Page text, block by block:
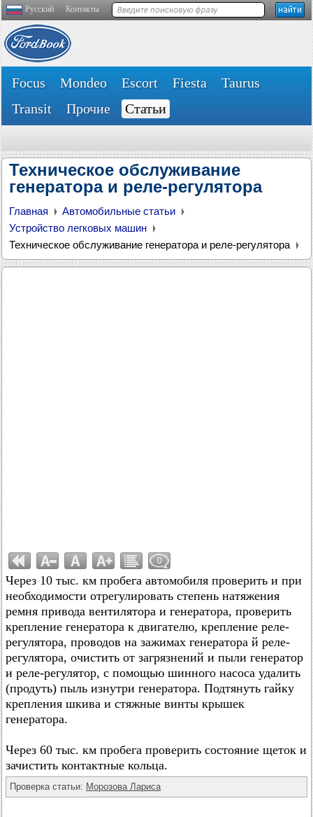
Русский Контакты
Focus Mondeo Escort Fiesta
Taurus
Transit
Прочие Статьи
Техническое обслуживание
генератора и реле-регулятора
Главная
Автомобильные статьи
Устройство легковых машин
Техническое обслуживание генератора и реле-регулятора
0
Через 10 тыс. км пробега автомобиля проверить и при
необходимости отрегулировать степень натяжения
ремня привода вентилятора и генератора, проверить
крепление генератора к двигателю, крепление реле-
регулятора, проводов на зажимах генератора й реле-
регулятора, очистить от загрязнений и пыли генератор
и реле-регулятор, с помощью шинного насоса удалить
(продуть) пыль изнутри генератора. Подтянуть гайку
крепления шкива и стяжные винты крышек
генератора.
Через 60 тыс. км пробега проверить состояние щеток и
зачистить контактные кольца.
Проверка статьи: Морозова Лариса